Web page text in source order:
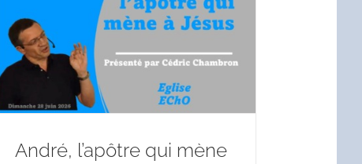
André, l’apôtre qui mène